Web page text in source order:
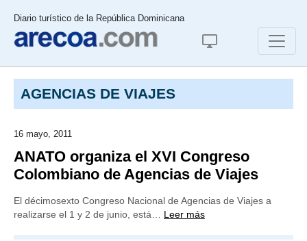
Diario turístico de la República Dominicana
AGENCIAS DE VIAJES
16 mayo, 2011
ANATO organiza el XVI Congreso
Colombiano de Agencias de Viajes
El décimosexto Congreso Nacional de Agencias de Viajes a
realizarse el 1 y 2 de junio, está… Leer más